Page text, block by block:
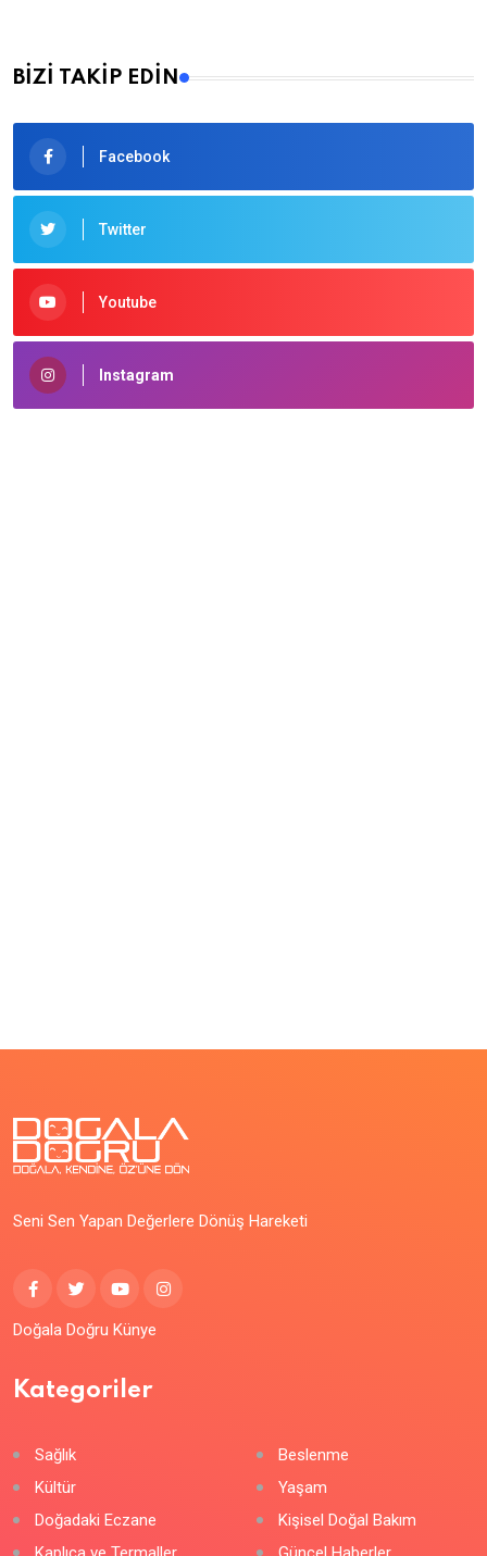
BİZİ TAKİP EDİN
Facebook
Twitter
Youtube
Instagram
Seni Sen Yapan Değerlere Dönüş Hareketi
Doğala Doğru Künye
Kategoriler
Sağlık
Beslenme
Kültür
Yaşam
Doğadaki Eczane
Kişisel Doğal Bakım